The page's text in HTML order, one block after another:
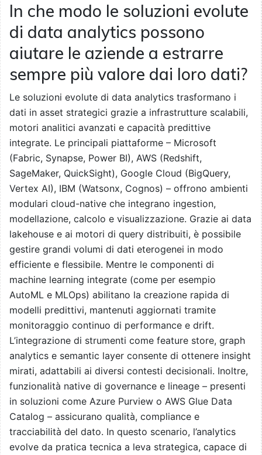
In che modo le soluzioni evolute
di data analytics possono
aiutare le aziende a estrarre
sempre più valore dai loro dati?
Le soluzioni evolute di data analytics trasformano i
dati in asset strategici grazie a infrastrutture scalabili,
motori analitici avanzati e capacità predittive
integrate. Le principali piattaforme – Microsoft
(Fabric, Synapse, Power BI), AWS (Redshift,
SageMaker, QuickSight), Google Cloud (BigQuery,
Vertex AI), IBM (Watsonx, Cognos) – offrono ambienti
modulari cloud-native che integrano ingestion,
modellazione, calcolo e visualizzazione. Grazie ai data
lakehouse e ai motori di query distribuiti, è possibile
gestire grandi volumi di dati eterogenei in modo
efficiente e flessibile. Mentre le componenti di
machine learning integrate (come per esempio
AutoML e MLOps) abilitano la creazione rapida di
modelli predittivi, mantenuti aggiornati tramite
monitoraggio continuo di performance e drift.
L’integrazione di strumenti come feature store, graph
analytics e semantic layer consente di ottenere insight
mirati, adattabili ai diversi contesti decisionali. Inoltre,
funzionalità native di governance e lineage – presenti
in soluzioni come Azure Purview o AWS Glue Data
Catalog – assicurano qualità, compliance e
tracciabilità del dato. In questo scenario, l’analytics
evolve da pratica tecnica a leva strategica, capace di